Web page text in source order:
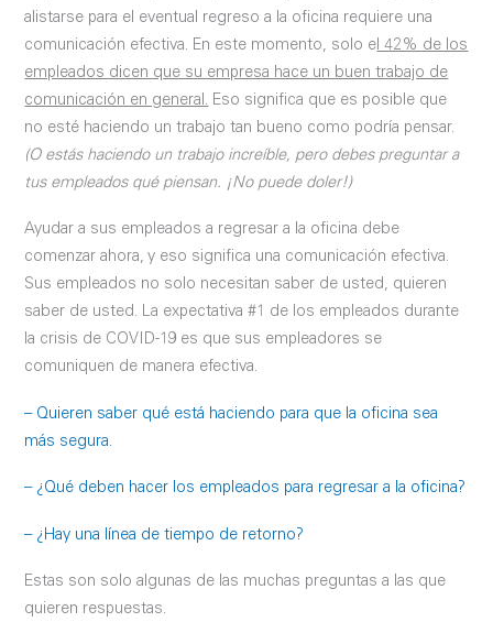
alistarse para el eventual regreso a la oficina requiere una
comunicación efectiva. En este momento, solo e l 42% de los
empleados dicen que su empresa hace un buen trabajo de
comunicación en general. Eso significa que es posible que
no esté haciendo un trabajo tan bueno como podría pensar.
(O estás haciendo un trabajo increíble, pero debes preguntar a
tus empleados qué piensan. ¡No puede doler!)
Ayudar a sus empleados a regresar a la oficina debe
comenzar ahora, y eso significa una comunicación efectiva.
Sus empleados no solo necesitan saber de usted, quieren
saber de usted. La expectativa #1 de los empleados durante
la crisis de COVID-19 es que sus empleadores se
comuniquen de manera efectiva.
– Quieren saber qué está haciendo para que la oficina sea
más segura.
– ¿Qué deben hacer los empleados para regresar a la oficina?
– ¿Hay una línea de tiempo de retorno?
Estas son solo algunas de las muchas preguntas a las que
quieren respuestas.